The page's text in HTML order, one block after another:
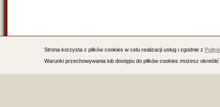
Strona korzysta z plików cookies w celu realizacji usług i zgodnie z
Warunki przechowywania lub dostępu do plików cookies możesz